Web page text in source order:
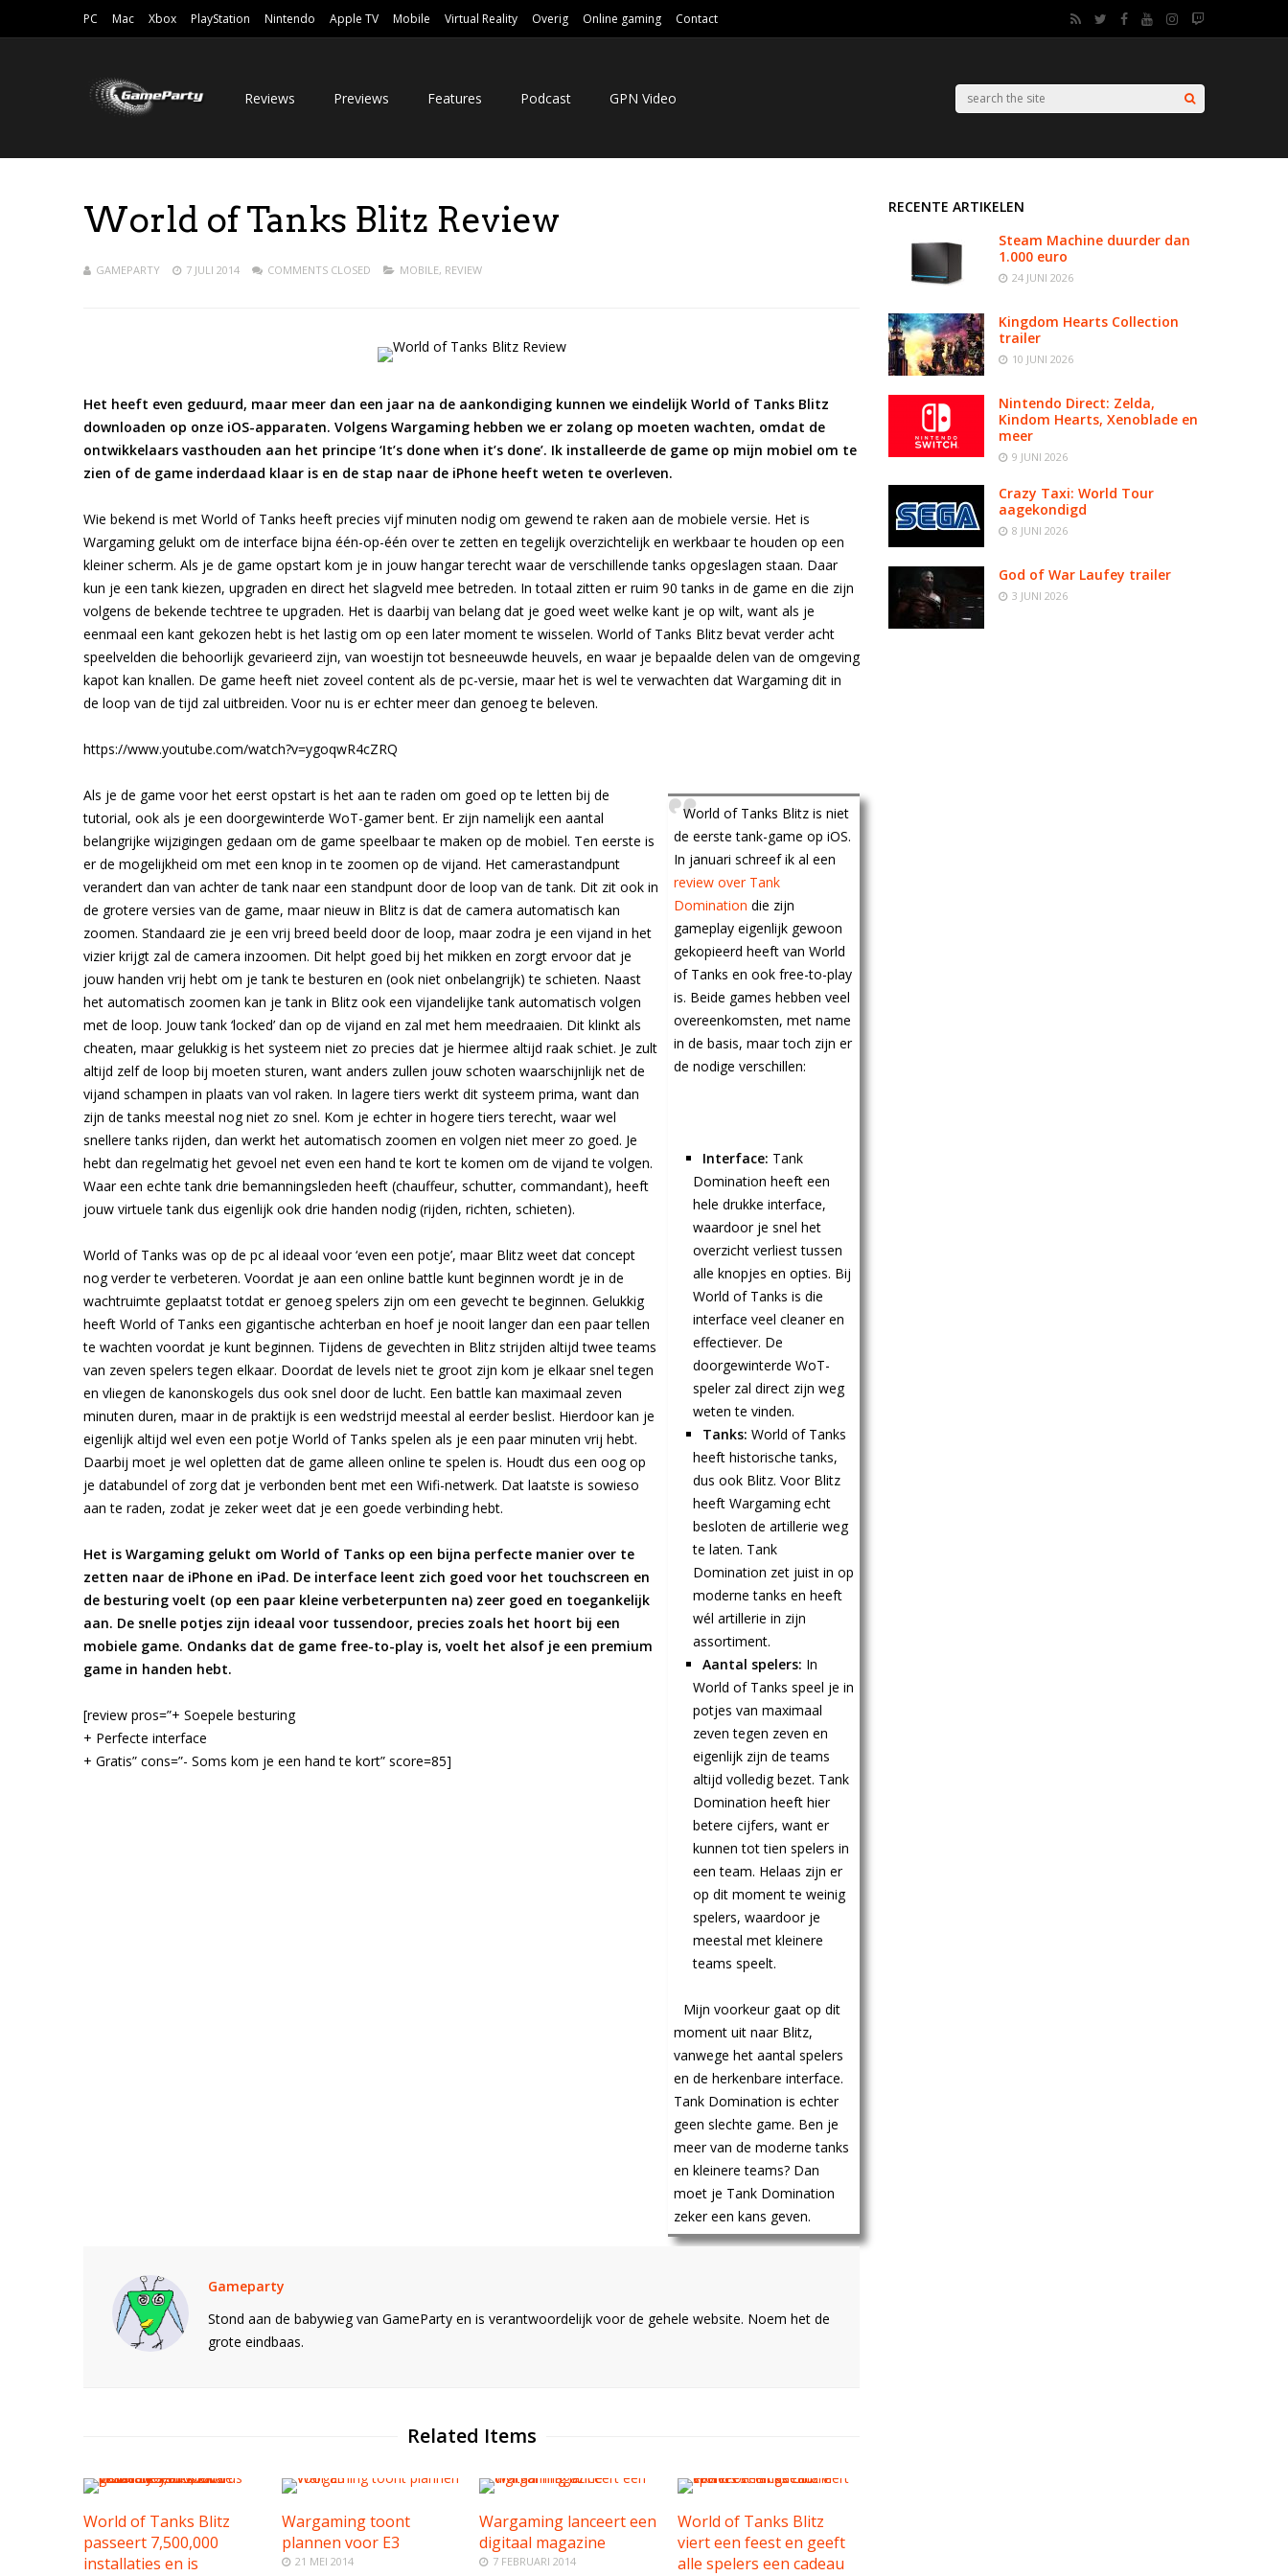
PC Mac Xbox PlayStation Nintendo Apple TV Mobile Virtual Reality Overig Online gaming Contact
Reviews Previews Features Podcast GPN Video
World of Tanks Blitz Review
GAMEPARTY 7 JULI 2014 COMMENTS CLOSED MOBILE, REVIEW
Het heeft even geduurd, maar meer dan een jaar na de aankondiging kunnen we eindelijk World of Tanks Blitz
downloaden op onze iOS-apparaten. Volgens Wargaming hebben we er zolang op moeten wachten, omdat de
ontwikkelaars vasthouden aan het principe ‘It’s done when it’s done’. Ik installeerde de game op mijn mobiel om te
zien of de game inderdaad klaar is en de stap naar de iPhone heeft weten te overleven.
Wie bekend is met World of Tanks heeft precies vijf minuten nodig om gewend te raken aan de mobiele versie. Het is
Wargaming gelukt om de interface bijna één-op-één over te zetten en tegelijk overzichtelijk en werkbaar te houden op een
kleiner scherm. Als je de game opstart kom je in jouw hangar terecht waar de verschillende tanks opgeslagen staan. Daar
kun je een tank kiezen, upgraden en direct het slagveld mee betreden. In totaal zitten er ruim 90 tanks in de game en die zijn
volgens de bekende techtree te upgraden. Het is daarbij van belang dat je goed weet welke kant je op wilt, want als je
eenmaal een kant gekozen hebt is het lastig om op een later moment te wisselen. World of Tanks Blitz bevat verder acht
speelvelden die behoorlijk gevarieerd zijn, van woestijn tot besneeuwde heuvels, en waar je bepaalde delen van de omgeving
kapot kan knallen. De game heeft niet zoveel content als de pc-versie, maar het is wel te verwachten dat Wargaming dit in
de loop van de tijd zal uitbreiden. Voor nu is er echter meer dan genoeg te beleven.
https://www.youtube.com/watch?v=ygoqwR4cZRQ
World of Tanks Blitz is niet
de eerste tank-game op iOS.
In januari schreef ik al een
review over Tank
Domination die zijn
gameplay eigenlijk gewoon
gekopieerd heeft van World
of Tanks en ook free-to-play
is. Beide games hebben veel
overeenkomsten, met name
in de basis, maar toch zijn er
de nodige verschillen:
Interface: Tank
Domination heeft een
hele drukke interface,
waardoor je snel het
overzicht verliest tussen
alle knopjes en opties. Bij
World of Tanks is die
interface veel cleaner en
effectiever. De
doorgewinterde WoT-
speler zal direct zijn weg
weten te vinden.
Tanks: World of Tanks
heeft historische tanks,
dus ook Blitz. Voor Blitz
heeft Wargaming echt
besloten de artillerie weg
te laten. Tank
Domination zet juist in op
moderne tanks en heeft
wél artillerie in zijn
assortiment.
Aantal spelers: In
World of Tanks speel je in
potjes van maximaal
zeven tegen zeven en
eigenlijk zijn de teams
altijd volledig bezet. Tank
Domination heeft hier
betere cijfers, want er
kunnen tot tien spelers in
een team. Helaas zijn er
op dit moment te weinig
spelers, waardoor je
meestal met kleinere
teams speelt.
Mijn voorkeur gaat op dit
moment uit naar Blitz,
vanwege het aantal spelers
en de herkenbare interface.
Tank Domination is echter
geen slechte game. Ben je
meer van de moderne tanks
en kleinere teams? Dan
moet je Tank Domination
zeker een kans geven.
Als je de game voor het eerst opstart is het aan te raden om goed op te letten bij de
tutorial, ook als je een doorgewinterde WoT-gamer bent. Er zijn namelijk een aantal
belangrijke wijzigingen gedaan om de game speelbaar te maken op de mobiel. Ten eerste is
er de mogelijkheid om met een knop in te zoomen op de vijand. Het camerastandpunt
verandert dan van achter de tank naar een standpunt door de loop van de tank. Dit zit ook in
de grotere versies van de game, maar nieuw in Blitz is dat de camera automatisch kan
zoomen. Standaard zie je een vrij breed beeld door de loop, maar zodra je een vijand in het
vizier krijgt zal de camera inzoomen. Dit helpt goed bij het mikken en zorgt ervoor dat je
jouw handen vrij hebt om je tank te besturen en (ook niet onbelangrijk) te schieten. Naast
het automatisch zoomen kan je tank in Blitz ook een vijandelijke tank automatisch volgen
met de loop. Jouw tank ‘locked’ dan op de vijand en zal met hem meedraaien. Dit klinkt als
cheaten, maar gelukkig is het systeem niet zo precies dat je hiermee altijd raak schiet. Je zult
altijd zelf de loop bij moeten sturen, want anders zullen jouw schoten waarschijnlijk net de
vijand schampen in plaats van vol raken. In lagere tiers werkt dit systeem prima, want dan
zijn de tanks meestal nog niet zo snel. Kom je echter in hogere tiers terecht, waar wel
snellere tanks rijden, dan werkt het automatisch zoomen en volgen niet meer zo goed. Je
hebt dan regelmatig het gevoel net even een hand te kort te komen om de vijand te volgen.
Waar een echte tank drie bemanningsleden heeft (chauffeur, schutter, commandant), heeft
jouw virtuele tank dus eigenlijk ook drie handen nodig (rijden, richten, schieten).
World of Tanks was op de pc al ideaal voor ‘even een potje’, maar Blitz weet dat concept
nog verder te verbeteren. Voordat je aan een online battle kunt beginnen wordt je in de
wachtruimte geplaatst totdat er genoeg spelers zijn om een gevecht te beginnen. Gelukkig
heeft World of Tanks een gigantische achterban en hoef je nooit langer dan een paar tellen
te wachten voordat je kunt beginnen. Tijdens de gevechten in Blitz strijden altijd twee teams
van zeven spelers tegen elkaar. Doordat de levels niet te groot zijn kom je elkaar snel tegen
en vliegen de kanonskogels dus ook snel door de lucht. Een battle kan maximaal zeven
minuten duren, maar in de praktijk is een wedstrijd meestal al eerder beslist. Hierdoor kan je
eigenlijk altijd wel even een potje World of Tanks spelen als je een paar minuten vrij hebt.
Daarbij moet je wel opletten dat de game alleen online te spelen is. Houdt dus een oog op
je databundel of zorg dat je verbonden bent met een Wifi-netwerk. Dat laatste is sowieso
aan te raden, zodat je zeker weet dat je een goede verbinding hebt.
Het is Wargaming gelukt om World of Tanks op een bijna perfecte manier over te
zetten naar de iPhone en iPad. De interface leent zich goed voor het touchscreen en
de besturing voelt (op een paar kleine verbeterpunten na) zeer goed en toegankelijk
aan. De snelle potjes zijn ideaal voor tussendoor, precies zoals het hoort bij een
mobiele game. Ondanks dat de game free-to-play is, voelt het alsof je een premium
game in handen hebt.
[review pros=”+ Soepele besturing
+ Perfecte interface
+ Gratis” cons=”- Soms kom je een hand te kort” score=85]
Gameparty
Stond aan de babywieg van GameParty en is verantwoordelijk voor de gehele website. Noem het de
grote eindbaas.
Related Items
World of Tanks Blitz
passeert 7,500,000
installaties en is
Wargaming toont
plannen voor E3
21 MEI 2014
Wargaming lanceert een
digitaal magazine
7 FEBRUARI 2014
World of Tanks Blitz
viert een feest en geeft
alle spelers een cadeau
RECENTE ARTIKELEN
Steam Machine duurder dan
1.000 euro
24 JUNI 2026
Kingdom Hearts Collection
trailer
10 JUNI 2026
Nintendo Direct: Zelda,
Kindom Hearts, Xenoblade en
meer
9 JUNI 2026
Crazy Taxi: World Tour
aagekondigd
8 JUNI 2026
God of War Laufey trailer
3 JUNI 2026